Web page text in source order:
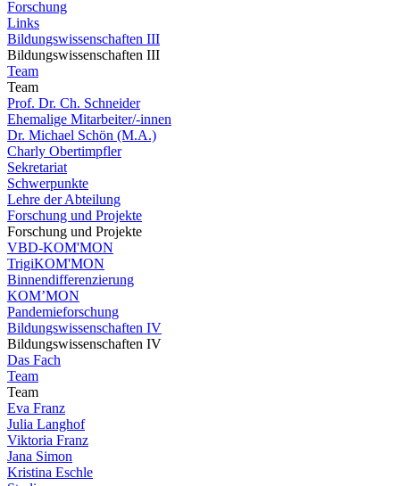
Forschung
Links
Bildungswissenschaften III
Bildungswissenschaften III
Team
Team
Prof. Dr. Ch. Schneider
Ehemalige Mitarbeiter/-innen
Dr. Michael Schön (M.A.)
Charly Obertimpfler
Sekretariat
Schwerpunkte
Lehre der Abteilung
Forschung und Projekte
Forschung und Projekte
VBD-KOM'MON
TrigiKOM'MON
Binnendifferenzierung
KOM’MON
Pandemieforschung
Bildungswissenschaften IV
Bildungswissenschaften IV
Das Fach
Team
Team
Eva Franz
Julia Langhof
Viktoria Franz
Jana Simon
Kristina Eschle